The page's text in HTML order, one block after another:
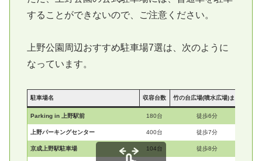
することができないので、ご注意ください。
上野公園周辺おすすめ駐車場7選は、次のように
なっています。
駐車場名 収容台数 竹の台広場(噴水広場)まで
Parking in 上野駅前 180台 徒歩6分
上野パーキングセンター 400台 徒歩7分
京成上野駅駐車場 104台 徒歩8分